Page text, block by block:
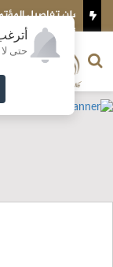
حتى لا
بمشاركة إعادة